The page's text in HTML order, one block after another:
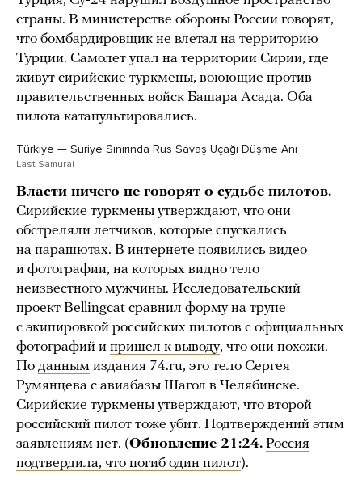
страны. В министерстве обороны России говорят,
что бомбардировщик не влетал на территорию
Турции. Самолет упал на территории Сирии, где
живут сирийские туркмены, воюющие против
правительственных войск Башара Асада. Оба
пилота катапультировались.
Türkiye — Suriye Sınırında Rus Savaş Uçağı Düşme Anı
Last Samurai
Власти ничего не говорят о судьбе пилотов.
Сирийские туркмены утверждают, что они
обстреляли летчиков, которые спускались
на парашютах. В интернете появились видео
и фотографии, на которых видно тело
неизвестного мужчины. Исследовательский
проект Bellingcat сравнил форму на трупе
с экипировкой российских пилотов с официальных
фотографий и пришел к выводу, что они похожи.
По данным издания 74.ru, это тело Сергея
Румянцева с авиабазы Шагол в Челябинске.
Сирийские туркмены утверждают, что второй
российский пилот тоже убит. Подтверждений этим
заявлениям нет. (Обновление 21:24. Россия
подтвердила, что погиб один пилот).